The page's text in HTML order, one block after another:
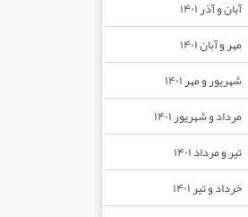
آبان و آذر ۱۴۰۱
مهر و آبان ۱۴۰۱
شهریور و مهر ۱۴۰۱
مرداد و شهریور ۱۴۰۱
تیر و مرداد ۱۴۰۱
خرداد و تیر ۱۴۰۱